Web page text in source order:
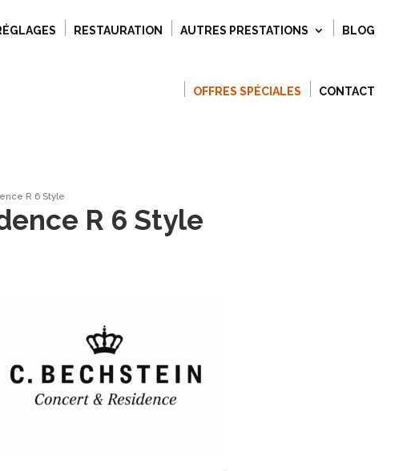
RESTAURATION AUTRES PRESTATIONS BLOG
OFFRES SPÉCIALES CONTACT
R 6 Style
R 6 Style